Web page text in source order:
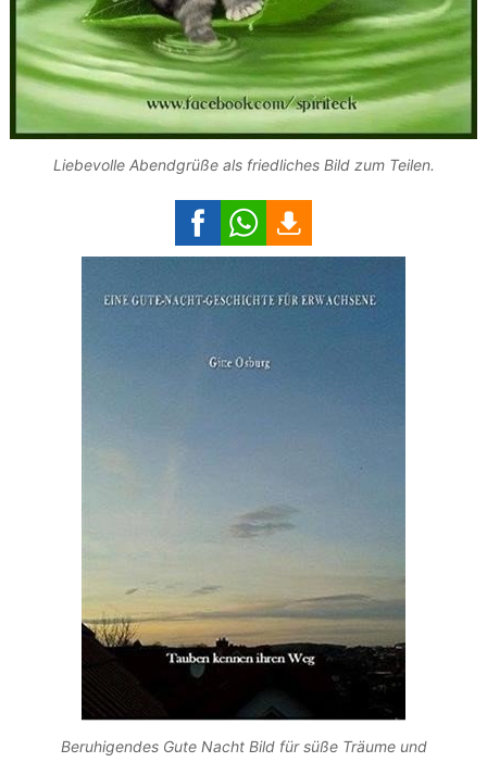
Liebevolle Abendgrüße als friedliches Bild zum Teilen.
Beruhigendes Gute Nacht Bild für süße Träume und